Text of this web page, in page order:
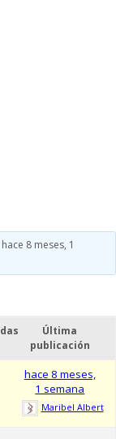
hace 8 meses, 1
Última
publicación
hace 8 meses,
1 semana
Maribel Albert